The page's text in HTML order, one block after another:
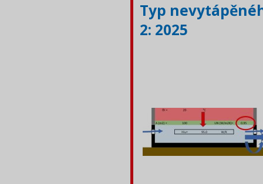
Typ
2: 2025